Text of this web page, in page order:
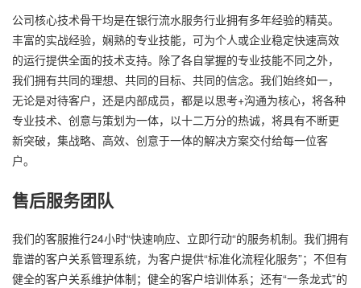
公司核心技术骨干均是在银行流水服务行业拥有多年经验的精英。
丰富的实战经验，娴熟的专业技能，可为个人或企业稳定快速高效
的运行提供全面的技术支持。除了各自掌握的专业技能不同之外，
我们拥有共同的理想、共同的目标、共同的信念。我们始终如一，
无论是对待客户，还是内部成员，都是以思考+沟通为核心，将各种
专业技术、创意与策划为一体，以十二万分的热诚，将具有不断更
新突破，集战略、高效、创意于一体的解决方案交付给每一位客
户。
售后服务团队
我们的客服推行24小时“快速响应、立即行动“的服务机制。我们拥有
靠谱的客户关系管理系统，为客户提供“标准化流程化服务”；不但有
健全的客户关系维护体制；健全的客户培训体系；还有“一条龙式”的